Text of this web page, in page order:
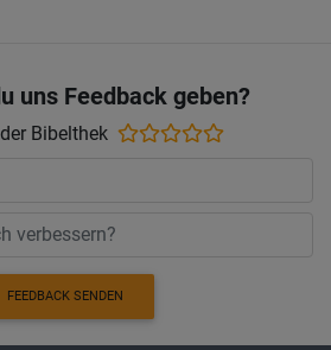
uns Feedback geben?
Bibelthek
FEEDBACK SENDEN